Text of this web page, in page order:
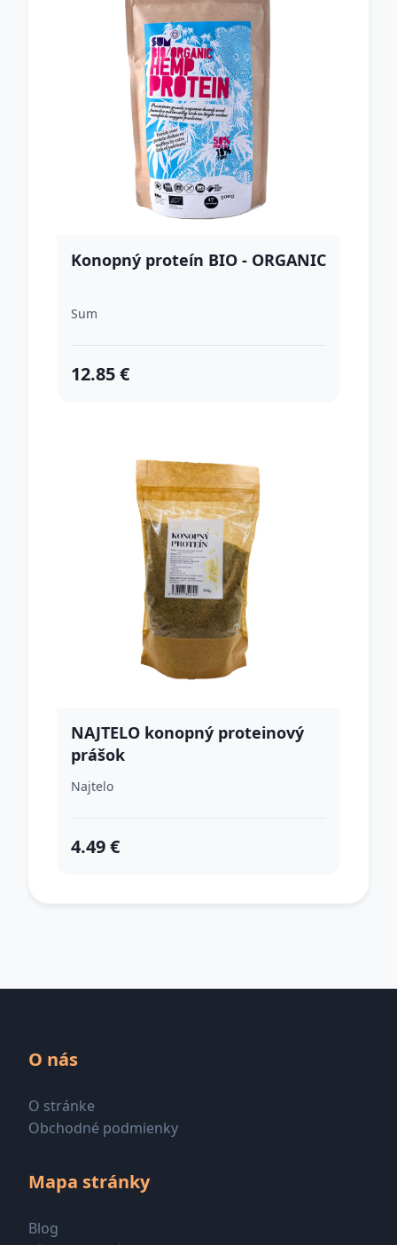
Konopný proteín BIO - ORGANIC
Sum
12.85 €
NAJTELO konopný proteinový
prášok
Najtelo
4.49 €
O nás
O stránke
Obchodné podmienky
Mapa stránky
Blog